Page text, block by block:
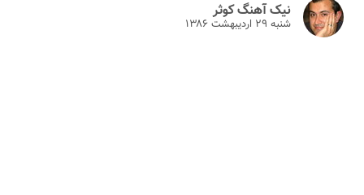
نیک آهنگ کوثر
شنبه ۲۹ ارديبهشت ۱۳۸۶